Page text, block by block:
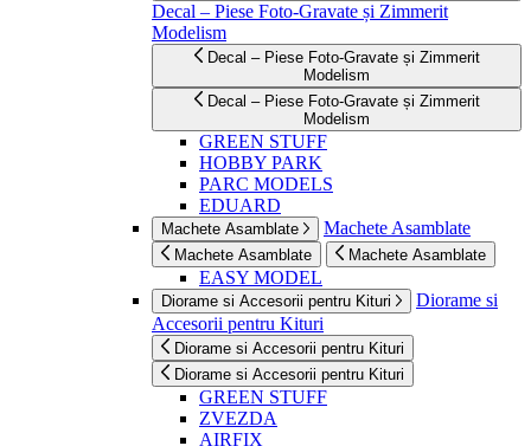
Decal – Piese Foto-Gravate și Zimmerit
Modelism
Decal – Piese Foto-Gravate și Zimmerit
Modelism
Decal – Piese Foto-Gravate și Zimmerit
Modelism
GREEN STUFF
HOBBY PARK
PARC MODELS
EDUARD
Machete Asamblate Machete Asamblate
Machete Asamblate Machete Asamblate
EASY MODEL
Diorame si Accesorii pentru Kituri
Diorame si
Accesorii pentru Kituri
Diorame si Accesorii pentru Kituri
Diorame si Accesorii pentru Kituri
GREEN STUFF
ZVEZDA
AIRFIX